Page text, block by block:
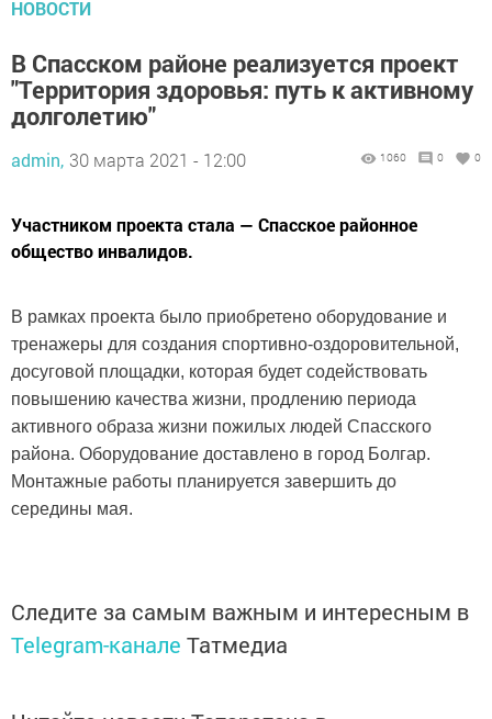
НОВОСТИ
В Спасском районе реализуется проект
"Территория здоровья: путь к активному
долголетию"
admin, 30 марта 2021 - 12:00 1060 0 0
Участником проекта стала — Спасское районное
общество инвалидов.
В рамках проекта было приобретено оборудование и
тренажеры для создания спортивно-оздоровительной,
досуговой площадки, которая будет содействовать
повышению качества жизни, продлению периода
активного образа жизни пожилых людей Спасского
района. Оборудование доставлено в город Болгар.
Монтажные работы планируется завершить до
середины мая.
Следите за самым важным и интересным в
Telegram-канале Татмедиа